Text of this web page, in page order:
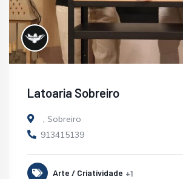
Latoaria Sobreiro
, Sobreiro
913415139
Arte / Criatividade +1